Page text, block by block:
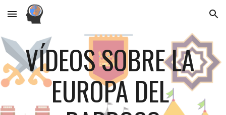
Skip to main content Skip to navigation
VÍDEOS SOBRE LA
EUROPA DEL